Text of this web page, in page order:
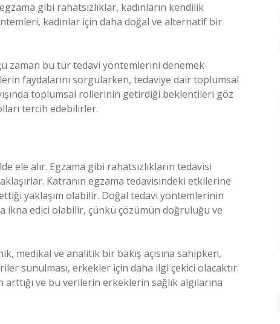
gibi rahatsızlıklar, kadınların kendilik
kadınlar için daha doğal ve alternatif bir
zaman bu tür tedavi yöntemlerini denemek
faydalarını sorgularken, tedaviye dair toplumsal
toplumsal rollerinin getirdiği beklentileri göz
tercih edebilirler.
ele alır. Egzama gibi rahatsızlıkların tedavisi
Katranın egzama tedavisindeki etkilerine
yaklaşım olabilir. Doğal tedavi yöntemlerinin
ikna edici olabilir, çünkü çözümün doğruluğu ve
medikal ve analitik bir bakış açısına sahipken,
sunulması, erkekler için daha ilgi çekici olacaktır.
ve bu verilerin erkeklerin sağlık algılarına